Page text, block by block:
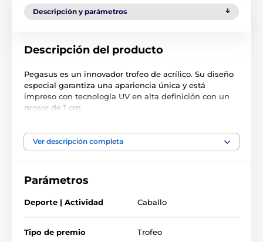
Descripción y parámetros
Descripción del producto
Pegasus es un innovador trofeo de acrílico. Su diseño
especial garantiza una apariencia única y está
impreso con tecnología UV en alta definición con un
grosor de 1 cm.
Ver descripción completa
Parámetros
Deporte | Actividad Caballo
Tipo de premio Trofeo